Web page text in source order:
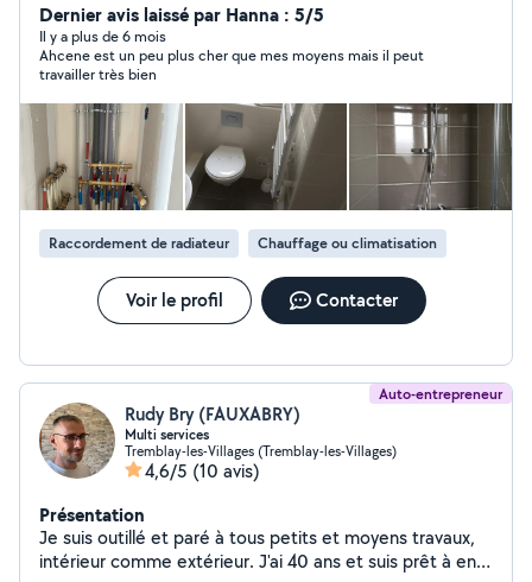
Dernier avis laissé par Hanna : 5/5
Il y a plus de 6 mois
Ahcene est un peu plus cher que mes moyens mais il peut
travailler très bien
Raccordement de radiateur Chauffage ou climatisation
Voir le profil Contacter
Auto-entrepreneur
Rudy Bry (FAUXABRY)
Multi services
Tremblay-les-Villages (Tremblay-les-Villages)
4,6/5 (10 avis)
Présentation
Je suis outillé et paré à tous petits et moyens travaux,
intérieur comme extérieur. J'ai 40 ans et suis prêt à en